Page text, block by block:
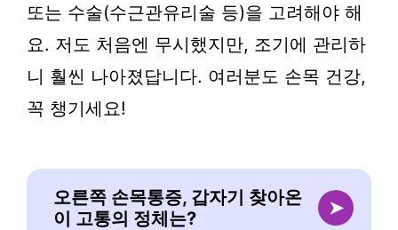
또는 수술(수근관유리술 등)을 고려해야 해
요. 저도 처음엔 무시했지만, 조기에 관리하
니 훨씬 나아졌답니다. 여러분도 손목 건강,
꼭 챙기세요!
오른쪽 손목통증, 갑자기 찾아온
이 고통의 정체는?
➤